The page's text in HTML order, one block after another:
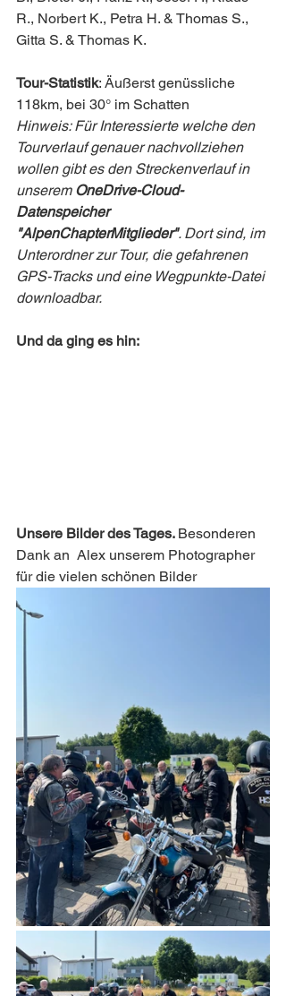
R., Norbert K., Petra H. & Thomas S.,
Gitta S. & Thomas K.
Tour-Statistik: Äußerst genüssliche
118km, bei 30° im Schatten
Hinweis: Für Interessierte welche den
Tourverlauf genauer nachvollziehen
wollen gibt es den Streckenverlauf in
unserem OneDrive-Cloud-
Datenspeicher
"AlpenChapterMitglieder". Dort sind, im
Unterordner zur Tour, die gefahrenen
GPS-Tracks und eine Wegpunkte-Datei
downloadbar.
Und da ging es hin:
Unsere Bilder des Tages. Besonderen
Dank an  Alex unserem Photographer
für die vielen schönen Bilder